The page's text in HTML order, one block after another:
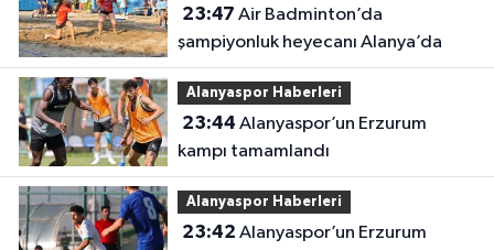
23:47
şampiyonluk heyecanı Alanya’da
Alanyaspor Haberleri
23:44
kampı tamamlandı
Alanyaspor Haberleri
23:42